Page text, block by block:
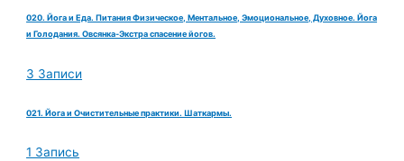
020. Йога и Еда. Питания Физическое, Ментальное, Эмоциональное, Духовное. Йога
и Голодания. Овсянка-Экстра спасение йогов.
3 Записи
021. Йога и Очистительные практики. Шаткармы.
1 Запись